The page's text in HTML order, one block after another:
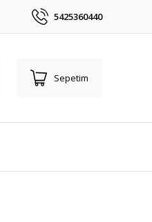
5425360440
Sepetim